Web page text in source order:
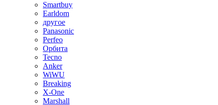
Smartbuy
Earldom
другое
Panasonic
Perfeo
Орбита
Tecno
Anker
WiWU
Breaking
X-One
Marshall